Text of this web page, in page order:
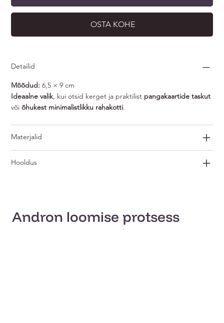
OSTA KOHE
Detailid
Mõõdud: 6,5 × 9 cm
Ideaalne valik, kui otsid kerget ja praktilist pangakaartide taskut
võiõhukest minimalistlikku rahakotti.
Materjalid
Hooldus
Andron loomise protsess